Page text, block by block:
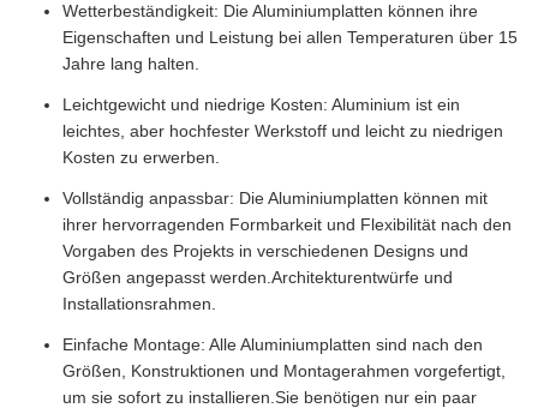
Wetterbeständigkeit: Die Aluminiumplatten können ihre
Eigenschaften und Leistung bei allen Temperaturen über 15
Jahre lang halten.
Leichtgewicht und niedrige Kosten: Aluminium ist ein
leichtes, aber hochfester Werkstoff und leicht zu niedrigen
Kosten zu erwerben.
Vollständig anpassbar: Die Aluminiumplatten können mit
ihrer hervorragenden Formbarkeit und Flexibilität nach den
Vorgaben des Projekts in verschiedenen Designs und
Größen angepasst werden.Architekturentwürfe und
Installationsrahmen.
Einfache Montage: Alle Aluminiumplatten sind nach den
Größen, Konstruktionen und Montagerahmen vorgefertigt,
um sie sofort zu installieren.Sie benötigen nur ein paar